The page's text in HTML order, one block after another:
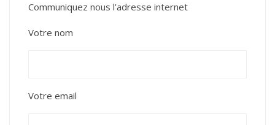
Communiquez nous l’adresse internet
Votre nom
Votre email